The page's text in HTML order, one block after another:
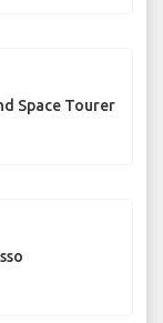
Space Tourer